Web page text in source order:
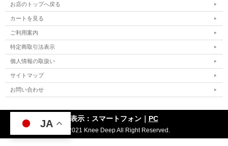
お店のトップへ戻る
カートを見る
ご利用案内
特定商取引法表示
個人情報の取扱い
サイトマップ
お問い合わせ
表示：スマートフォン｜ PC
(C) 2021 Knee Deep All Right Reserved.
JA
JA